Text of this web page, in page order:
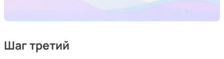
Шаг третий